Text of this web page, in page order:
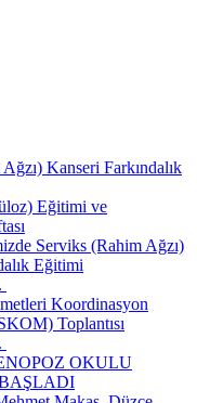
Kanseri Farkındalık
Eğitimi ve
Serviks (Rahim Ağzı)
Eğitimi
Koordinasyon
Toplantısı
OKULU